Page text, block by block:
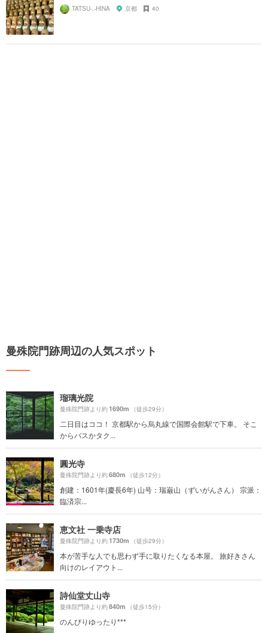
TATSU-.-HINA 京都 40
曼殊院門跡周辺の人気スポット
瑠璃光院
曼殊院門跡より約1690m （徒歩29分）
二日目はココ！ 京都駅から烏丸線で国際会館駅で下車。 そこ
からバスかタク...
圓光寺
曼殊院門跡より約680m （徒歩12分）
創建：1601年(慶長6年) 山号：瑞巌山（ずいがんさん） 宗派：
臨済宗...
恵文社 一乗寺店
曼殊院門跡より約1730m （徒歩29分）
本が苦手な人でも思わず手に取りたくなる本屋。 旅好きさん
向けのレイアウト...
詩仙堂丈山寺
曼殊院門跡より約840m （徒歩15分）
のんびりゆったり***